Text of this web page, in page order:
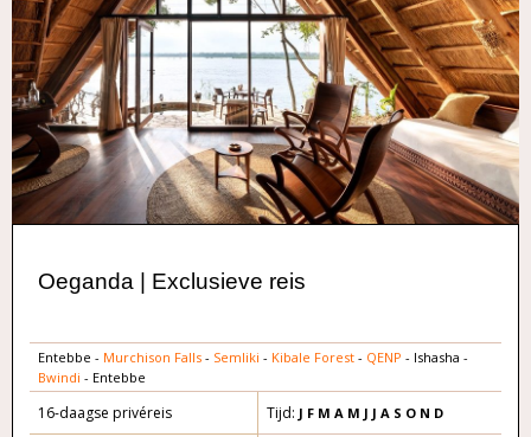
Oeganda | Exclusieve reis
Entebbe - Murchison Falls- Semliki - Kibale Forest- QENP - Ishasha -
Bwindi - Entebbe
16-daagse privéreis Tijd: J F M A M J J A S O N D